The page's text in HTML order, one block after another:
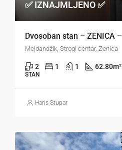
✅ IZNAJMLJENO ✅
Mejdandžik, Strogi centar, Zenica
2 1 1 62.80m²
STAN
Haris Stupar